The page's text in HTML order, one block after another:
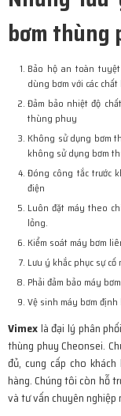
bơm thùng
Bảo hộ an toàn
dùng bơm với các
Đảm bảo nhiệt độ
thùng phuy
Không sử dụng bơm
không sử dụng bơm
Đóng công tắc trước
điện
Luôn đặt máy theo
lỏng.
Kiểm soát máy bơm
Lưu ý khắc phục sự
Phải đảm bảo máy
Vệ sinh máy bơm
Vimexlà đại lý phân
thùng phuy Cheonsei.
đủ, cung cấp cho
hàng. Chúng tôi còn hỗ
và tư vấn chuyên nghiệp